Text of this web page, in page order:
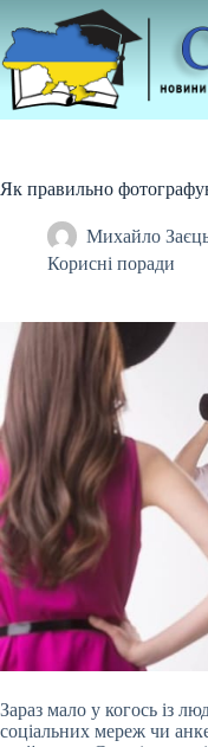
до
вмісту
Як правильно
Михайло
Корисні поради
Зараз мало у когось із
соціальних мереж чи